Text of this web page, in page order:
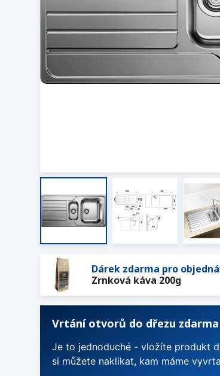
Dárek zdarma pro
Zrnková káva 200g
Vrtání otvorů do dřezu zdarma
Je to jednoduché - vložíte produkt
si můžete naklikat, kam máme